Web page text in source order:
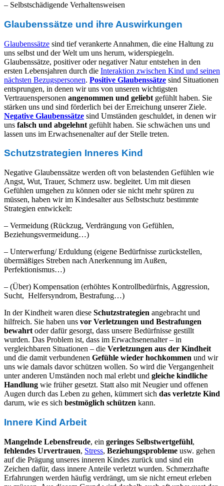
– Selbstschädigende Verhaltensweisen
Glaubenssätze und ihre Auswirkungen
Glaubenssätze sind tief verankerte Annahmen, die eine Haltung zu
uns selbst und der Welt um uns herum, widerspiegeln.
Glaubenssätze, positiver oder negativer Natur entstehen in den
ersten Lebensjahren durch die Interaktion zwischen Kind und seinen
nächsten Bezugspersonen. Positive Glaubenssätze sind Situationen
entsprungen, in denen wir uns von unseren wichtigsten
Vertrauenspersonen angenommen und geliebt gefühlt haben. Sie
stärken uns und sind förderlich bei der Erreichung unserer Ziele.
Negative Glaubenssätze sind Umständen geschuldet, in denen wir
uns falsch und abgelehnt gefühlt haben. Sie schwächen uns und
lassen uns im Erwachsenenalter auf der Stelle treten.
Schutzstrategien Inneres Kind
Negative Glaubenssätze werden oft von belastenden Gefühlen wie
Angst, Wut, Trauer, Schmerz usw. begleitet. Um mit diesen
Gefühlen umgehen zu können oder sie nicht mehr spüren zu
müssen, haben wir im Kindesalter aus Selbstschutz bestimmte
Strategien entwickelt:
– Vermeidung (Rückzug, Verdrängung von Gefühlen,
Beziehungsvermeidung…)
– Unterwerfung/ Erduldung (eigene Bedürfnisse zurückstellen,
übermäßiges Streben nach Anerkennung im Außen,
Perfektionismus…)
– (Über) Kompensation (erhöhtes Kontrollbedürfnis, Aggression,
Sucht, Helfersyndrom, Bestrafung…)
In der Kindheit waren diese Schutzstrategien angebracht und
hilfreich. Sie haben uns vor Verletzungen und Bestrafungen
bewahrt oder dafür gesorgt, dass unsere Bedürfnisse gestillt
wurden. Das Problem ist, dass im Erwachsenenalter – in
vergleichbaren Situationen – die Verletzungen aus der Kindheit
und die damit verbundenen Gefühle wieder hochkommen und wir
uns wie damals davor schützen wollen. So wird die Vergangenheit
unter anderen Umständen noch mal erlebt und gleiche kindliche
Handlung wie früher gesetzt. Statt also mit Neugier und offenen
Augen durch das Leben zu gehen, kümmert sich das verletzte Kind
darum, wie es sich bestmöglich schützen kann.
Innere Kind Arbeit
Mangelnde Lebensfreude, ein geringes Selbstwertgefühl,
fehlendes Urvertrauen, Stress, Beziehungsprobleme usw. gehen
auf die Prägung unseres inneren Kindes zurück und sind ein
Zeichen dafür, dass innere Anteile verletzt wurden. Schmerzhafte
Erfahrungen werden häufig verdrängt, um sie nicht erneut erleben